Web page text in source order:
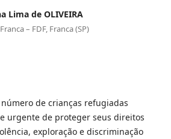
Lima de OLIVEIRA
– FDF, Franca (SP)
de crianças refugiadas
urgente de proteger seus direitos
exploração e discriminação